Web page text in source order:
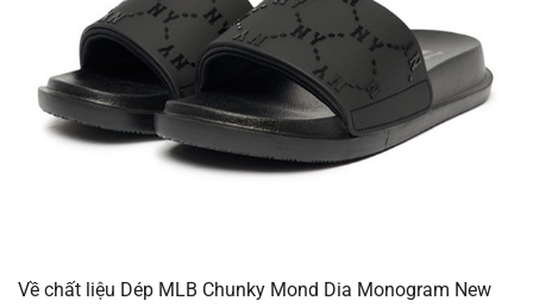
Về chất liệu Dép MLB Chunky Mond Dia Monogram New